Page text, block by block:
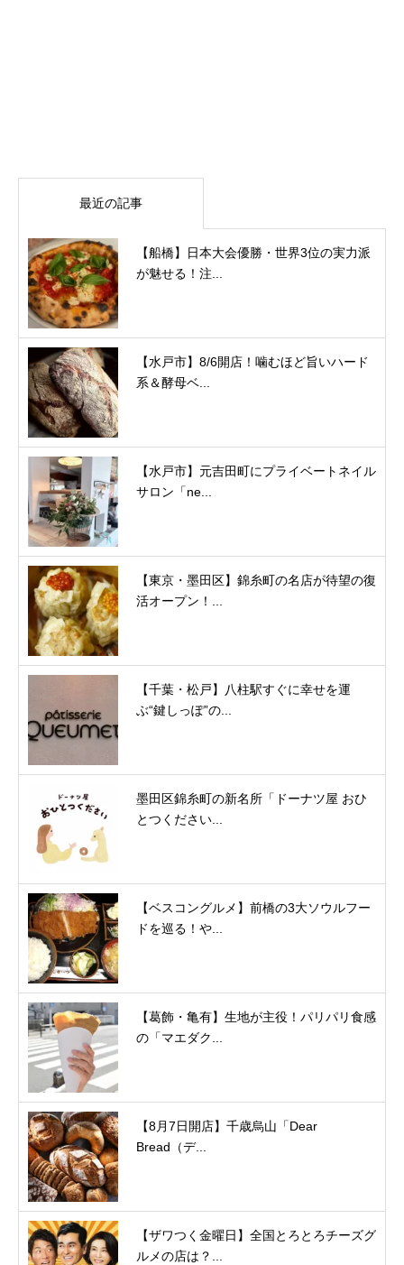
最近の記事
【船橋】日本大会優勝・世界3位の実力派
が魅せる！注...
【水戸市】8/6開店！噛むほど旨いハード
系＆酵母ベ...
【水戸市】元吉田町にプライベートネイル
サロン「ne...
【東京・墨田区】錦糸町の名店が待望の復
活オープン！...
【千葉・松戸】八柱駅すぐに幸せを運
ぶ“鍵しっぽ”の...
墨田区錦糸町の新名所「ドーナツ屋 おひ
とつください...
【ベスコングルメ】前橋の3大ソウルフー
ドを巡る！や...
【葛飾・亀有】生地が主役！パリパリ食感
の「マエダク...
【8月7日開店】千歳烏山「Dear
Bread（デ...
【ザワつく金曜日】全国とろとろチーズグ
ルメの店は？...